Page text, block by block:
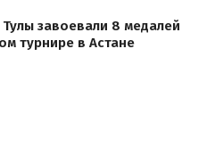
завоевали 8 медалей
турнире в Астане